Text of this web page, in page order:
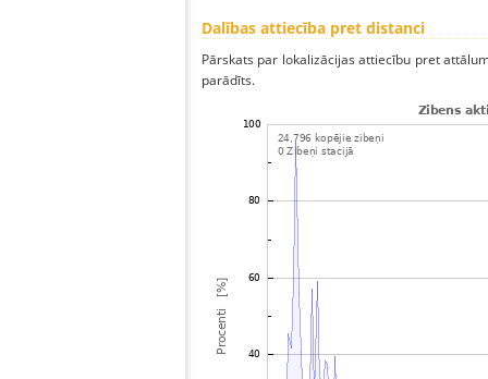
Dalības attiecība pret distanci
Pārskats par lokalizācijas attiecību pret
parādīts.